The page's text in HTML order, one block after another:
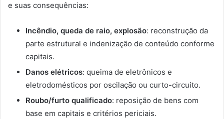
e suas consequências:
Incêndio, queda de raio, explosão: reconstrução da
parte estrutural e indenização de conteúdo conforme
capitais.
Danos elétricos: queima de eletrônicos e
eletrodomésticos por oscilação ou curto-circuito.
Roubo/furto qualificado: reposição de bens com
base em capitais e critérios periciais.